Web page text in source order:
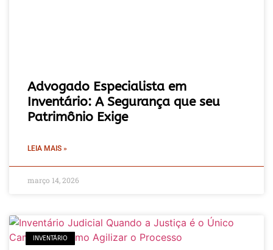
Advogado Especialista em
Inventário: A Segurança que seu
Patrimônio Exige
LEIA MAIS »
março 14, 2026
INVENTÁRIO